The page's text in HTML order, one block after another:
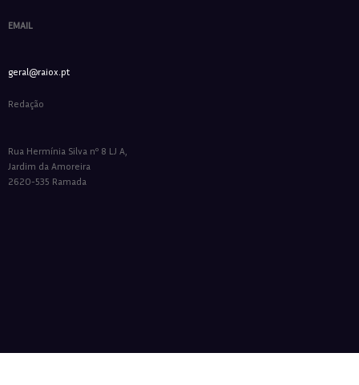
EMAIL
geral@raiox.pt
Redação
Rua Hermínia Silva nº 8 LJ A,
Jardim da Amoreira
2620-535 Ramada